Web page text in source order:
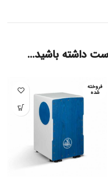
داشته باشید…
فروخته
شده